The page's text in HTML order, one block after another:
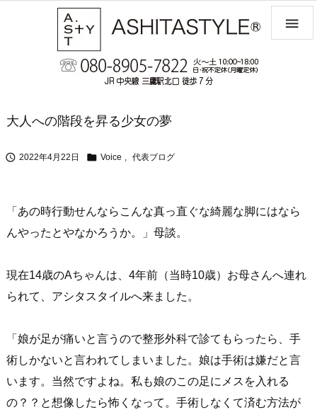

大人への階段を昇る少女の夢
 2022年4月22日  Voice , 代表ブログ
「あの時行動せんならこんな真っ直ぐな綺麗な脚にはなら
んやったとやなかろうか。」母談。
現在14歳のAちゃんは、4年前（当時10歳）お母さんへ連れ
られて、アシタスタイルへ来ました。
「娘が足が痛いと言うので整形外科で診てもらったら、手
術しかないと言われてしまいました。娘は手術は嫌だと言
います。当然ですよね。私も娘のこの足にメスを入れる
の？？と想像したら怖くなって。手術しなくて済む方法が